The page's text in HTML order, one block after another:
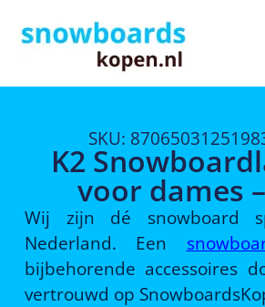
SKU:
K2
voor dames
Wij zijn dé snowboard
Nederland. Een
bijbehorende accessoires
vertrouwd op